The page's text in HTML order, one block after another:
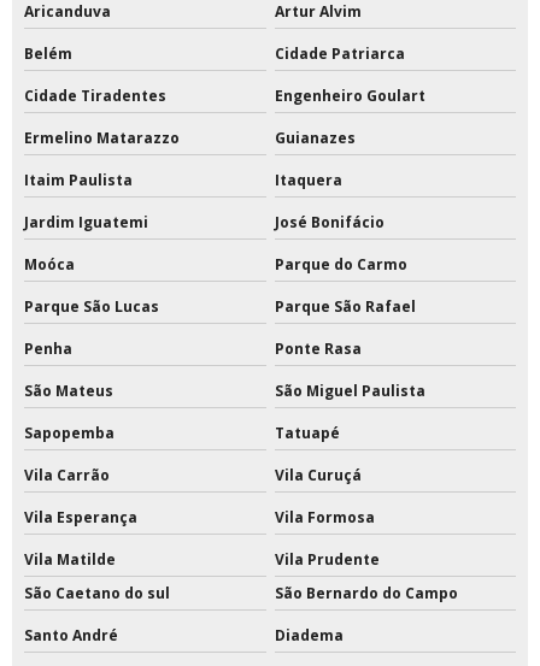
Tinta de poliuretano
Tinta de poliuretano para piso externo
Tinta epóxi a base de solvente 18 litros
Tinta epóxi a base de solvente com catalisador
Tinta epóxi área externa
Tinta epóxi base solvente preço
Tinta epóxi branca
Tinta epóxi com catalisador
Tinta epóxi com catalisador preço
Tinta epóxi ferro
Tinta epóxi fosca
Aricanduva Artur Alvim
Belém Cidade Patriarca
Cidade Tiradentes Engenheiro Goulart
Ermelino Matarazzo Guianazes
Itaim Paulista Itaquera
Jardim Iguatemi José Bonifácio
Moóca Parque do Carmo
Parque São Lucas Parque São Rafael
Penha Ponte Rasa
São Mateus São Miguel Paulista
Sapopemba Tatuapé
Vila Carrão Vila Curuçá
Vila Esperança Vila Formosa
Vila Matilde
Vila Prudente
São Caetano do sul
São Bernardo do Campo
Santo André Diadema